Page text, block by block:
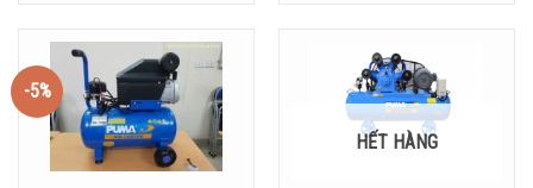
-5%
HẾT HÀNG